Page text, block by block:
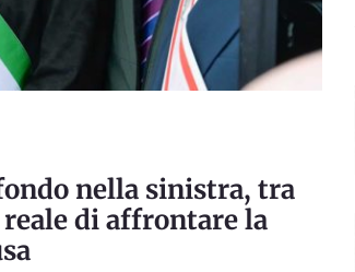
nella sinistra, tra
di affrontare la